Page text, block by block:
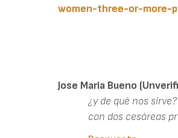
women-three-or-more-
Jose María Bueno
¿y de qué nos
con dos cesáreas